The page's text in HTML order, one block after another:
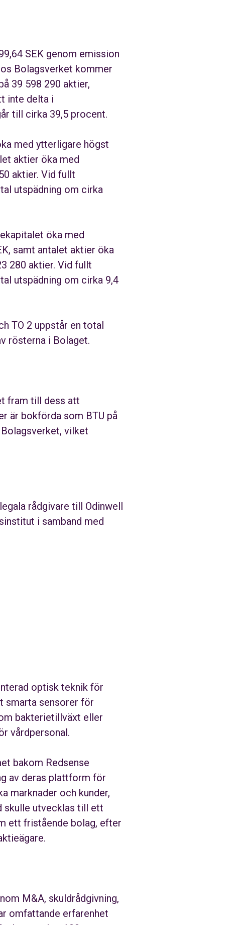
SEK genom emission
Bolagsverket kommer
39 598 290 aktier,
inte delta i
till cirka 39,5 procent.
med ytterligare högst
aktier öka med
aktier. Vid fullt
utspädning om cirka
öka med
samt antalet aktier öka
280 aktier. Vid fullt
utspädning om cirka 9,4
TO 2 uppstår en total
rösterna i Bolaget.
fram till dess att
är bokförda som BTU på
vilket
rådgivare till Odinwell
i samband med
optisk teknik för
smarta sensorer för
bakterietillväxt eller
vårdpersonal.
bakom Redsense
av deras plattform för
marknader och kunder,
skulle utvecklas till ett
ett fristående bolag, efter
M&A, skuldrådgivning,
omfattande erfarenhet